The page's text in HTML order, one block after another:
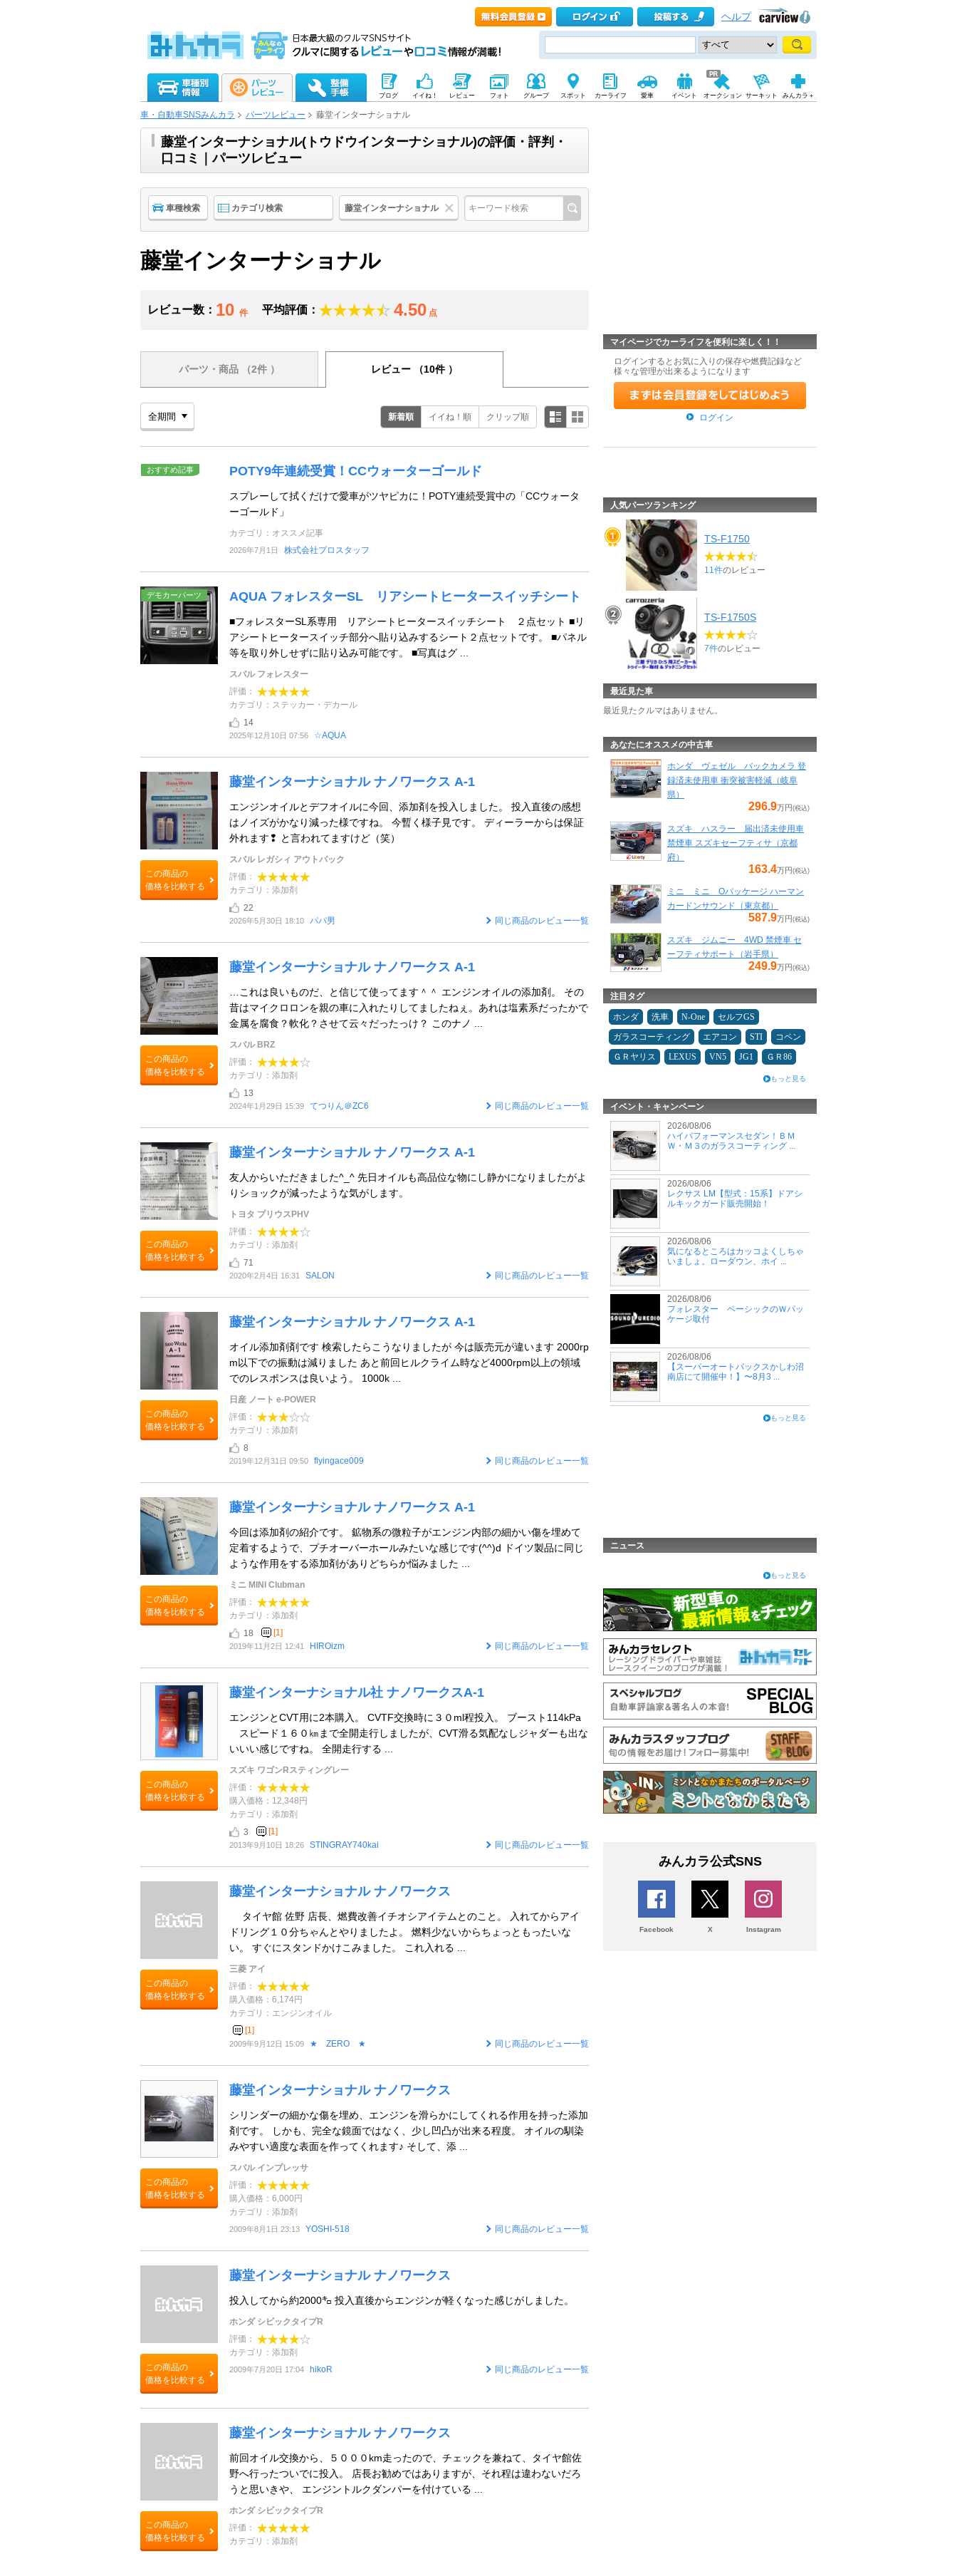
ヘルプ
ブログ イイね！ レビュー フォト グループ スポット カーライフ 愛車 イベント オークション サーキット みんカラ＋
車・自動車SNSみんカラ パーツレビュー 藤堂インターナショナル
藤堂インターナショナル(トウドウインターナショナル)の評価・評判・
口コミ｜パーツレビュー
車種検索 カテゴリ検索 藤堂インターナショナル
藤堂インターナショナル
レビュー数： 10 件 平均評価： 4.50 点
パーツ・商品 （2件 ） レビュー （10件 ）
新着順 イイね！順 クリップ順
おすすめ記事 POTY9年連続受賞！CCウォーターゴールド
スプレーして拭くだけで愛車がツヤピカに！POTY連続受賞中の「CCウォータ
ーゴールド」
カテゴリ：オススメ記事
2026年7月1日 株式会社プロスタッフ
デモカーパーツ AQUA フォレスターSL リアシートヒータースイッチシート
■フォレスターSL系専用 リアシートヒータースイッチシート ２点セット ■リ
アシートヒータースイッチ部分へ貼り込みするシート２点セットです。 ■パネル
等を取り外しせずに貼り込み可能です。 ■写真はグ ...
スバル フォレスター
評価：
カテゴリ：ステッカー・デカール
14
2025年12月10日 07:56 ☆AQUA
この商品の
価格を比較する
藤堂インターナショナル ナノワークス A-1
エンジンオイルとデフオイルに今回、添加剤を投入しました。 投入直後の感想
はノイズがかなり減った様ですね。 今暫く様子見です。 ディーラーからは保証
外れます❢ と言われてますけど（笑）
スバル レガシィ アウトバック
評価：
カテゴリ：添加剤
22
2026年5月30日 18:10 パパ男 同じ商品のレビュー一覧
この商品の
価格を比較する
藤堂インターナショナル ナノワークス A-1
…これは良いものだ、と信じて使ってます＾＾ エンジンオイルの添加剤。 その
昔はマイクロロンを親の車に入れたりしてましたねぇ。あれは塩素系だったかで
金属を腐食？軟化？させて云々だったっけ？ このナノ ...
スバル BRZ
評価：
カテゴリ：添加剤
13
2024年1月29日 15:39 てつりん＠ZC6 同じ商品のレビュー一覧
この商品の
価格を比較する
藤堂インターナショナル ナノワークス A-1
友人からいただきました^_^ 先日オイルも高品位な物にし静かになりましたがよ
りショックが減ったような気がします。
トヨタ プリウスPHV
評価：
カテゴリ：添加剤
71
2020年2月4日 16:31 SALON 同じ商品のレビュー一覧
この商品の
価格を比較する
藤堂インターナショナル ナノワークス A-1
オイル添加剤剤です 検索したらこうなりましたが 今は販売元が違います 2000rp
m以下での振動は減りました あと前回ヒルクライム時など4000rpm以上の領域
でのレスポンスは良いよう。 1000k ...
日産 ノート e-POWER
評価：
カテゴリ：添加剤
8
2019年12月31日 09:50 flyingace009 同じ商品のレビュー一覧
この商品の
価格を比較する
藤堂インターナショナル ナノワークス A-1
今回は添加剤の紹介です。 鉱物系の微粒子がエンジン内部の細かい傷を埋めて
定着するようで、プチオーバーホールみたいな感じです(^^)d ドイツ製品に同じ
ような作用をする添加剤がありどちらか悩みました ...
ミニ MINI Clubman
評価：
カテゴリ：添加剤
18
[1]
2019年11月2日 12:41 HIROizm 同じ商品のレビュー一覧
この商品の
価格を比較する
藤堂インターナショナル社 ナノワークスA-1
エンジンとCVT用に2本購入。 CVTF交換時に３０ml程投入。 ブースト114kPa
スピード１６０㎞まで全開走行しましたが、CVT滑る気配なしジャダーも出な
いいい感じですね。 全開走行する ...
スズキ ワゴンRスティングレー
評価：
購入価格：12,348円
カテゴリ：添加剤
3
[1]
2013年9月10日 18:26 STINGRAY740kai 同じ商品のレビュー一覧
この商品の
価格を比較する
藤堂インターナショナル ナノワークス
タイヤ館 佐野 店長、燃費改善イチオシアイテムとのこと。 入れてからアイ
ドリング１０分ちゃんとやりましたよ。 燃料少ないからちょっともったいな
い。 すぐにスタンドかけこみました。 これ入れる ...
三菱 アイ
評価：
購入価格：6,174円
カテゴリ：エンジンオイル
[1]
2009年9月12日 15:09 ★ ZERO ★ 同じ商品のレビュー一覧
この商品の
価格を比較する
藤堂インターナショナル ナノワークス
シリンダーの細かな傷を埋め、エンジンを滑らかにしてくれる作用を持った添加
剤です。 しかも、完全な鏡面ではなく、少し凹凸が出来る程度。 オイルの馴染
みやすい適度な表面を作ってくれます♪ そして、添 ...
スバル インプレッサ
評価：
購入価格：6,000円
カテゴリ：添加剤
2009年8月1日 23:13 YOSHI-518 同じ商品のレビュー一覧
この商品の
価格を比較する
藤堂インターナショナル ナノワークス
投入してから約2000㌔ 投入直後からエンジンが軽くなった感じがしました。
ホンダ シビックタイプR
評価：
カテゴリ：添加剤
2009年7月20日 17:04 hikoR 同じ商品のレビュー一覧
この商品の
価格を比較する
藤堂インターナショナル ナノワークス
前回オイル交換から、５０００km走ったので、チェックを兼ねて、タイヤ館佐
野へ行ったついでに投入。 店長お勧めではありますが、それ程は違わないだろ
うと思いきや、 エンジントルクダンパーを付けている ...
ホンダ シビックタイプR
評価：
カテゴリ：添加剤
マイページでカーライフを便利に楽しく！！
ログインするとお気に入りの保存や燃費記録など
様々な管理が出来るようになります
ログイン
人気パーツランキング
TS-F1750
11件のレビュー
TS-F1750S
7件のレビュー
最近見た車
最近見たクルマはありません。
あなたにオススメの中古車
ホンダ ヴェゼル バックカメラ 登
録済未使用車 衝突被害軽減（岐阜
県）
296.9万円(税込)
スズキ ハスラー 届出済未使用車
禁煙車 スズキセーフティサ（京都
府）
163.4万円(税込)
ミニ ミニ Oパッケージ ハーマン
カードンサウンド（東京都）
587.9万円(税込)
スズキ ジムニー 4WD 禁煙車 セ
ーフティサポート（岩手県）
249.9万円(税込)
注目タグ
ホンダ 洗車 N-One
セルフGS
ガラスコーティング
エアコン STI
コペン
ＧＲヤリス
LEXUS VN5 JG1 ＧＲ86
もっと見る
イベント・キャンペーン
2026/08/06
ハイパフォーマンスセダン！ＢＭ
Ｗ・Ｍ３のガラスコーティング ...
2026/08/06
レクサス LM【型式：15系】ドアシ
ルキックガード販売開始！
2026/08/06
気になるところはカッコよくしちゃ
いましょ。ローダウン、ホイ ...
2026/08/06
フォレスター ベーシックのＷパッ
ケージ取付
2026/08/06
【スーパーオートバックスかしわ沼
南店にて開催中！】〜8月3 ...
もっと見る
ニュース
もっと見る
みんカラ公式SNS
Facebook X Instagram